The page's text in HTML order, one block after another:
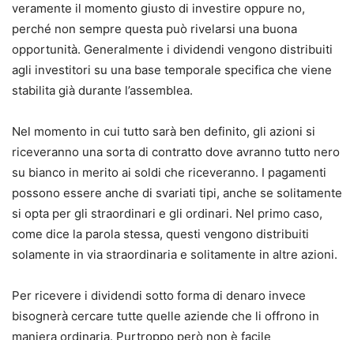
veramente il momento giusto di investire oppure no,
perché non sempre questa può rivelarsi una buona
opportunità. Generalmente i dividendi vengono distribuiti
agli investitori su una base temporale specifica che viene
stabilita già durante l’assemblea.
Nel momento in cui tutto sarà ben definito, gli azioni si
riceveranno una sorta di contratto dove avranno tutto nero
su bianco in merito ai soldi che riceveranno. I pagamenti
possono essere anche di svariati tipi, anche se solitamente
si opta per gli straordinari e gli ordinari. Nel primo caso,
come dice la parola stessa, questi vengono distribuiti
solamente in via straordinaria e solitamente in altre azioni.
Per ricevere i dividendi sotto forma di denaro invece
bisognerà cercare tutte quelle aziende che li offrono in
maniera ordinaria. Purtroppo però non è facile